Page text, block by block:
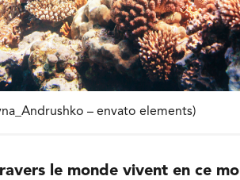
– envato elements)
le monde vivent en ce